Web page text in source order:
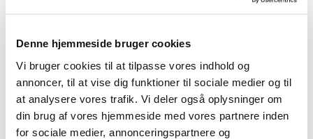
Denne hjemmeside bruger cookies
Vi bruger cookies til at tilpasse vores indhold og
annoncer, til at vise dig funktioner til sociale medier og til
at analysere vores trafik. Vi deler også oplysninger om
din brug af vores hjemmeside med vores partnere inden
for sociale medier, annonceringspartnere og
Laden, Provst Bentzons Vej 1, 2860
Karen Gramkow